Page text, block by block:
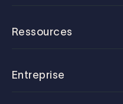
Ressources
Entreprise